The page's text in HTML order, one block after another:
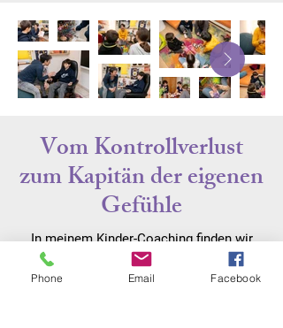
Vom Kontrollverlust
zum Kapitän der eigenen
Gefühle
In meinem Kinder-Coaching finden wir
gemeinsam heraus, welche Echse in
deinem Kind wohnt und lernen, sie richtig
Phone Email Facebook